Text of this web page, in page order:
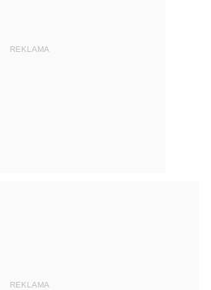
REKLAMA
REKLAMA